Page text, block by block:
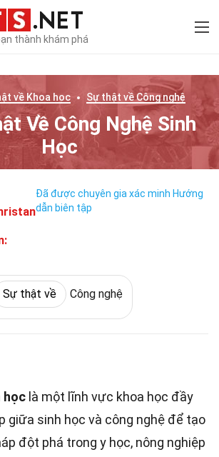
thành khám phá
về Khoa học Sự thật vềCông nghệ
Về Công Nghệ Sinh
Học
Đã được chuyên gia xác minh Hướng
dẫn biên tập
Sự thật về Công nghệ
học là một lĩnh vực khoa học đầy
giữa sinh học và công nghệ để tạo
đột phá trong y học, nông nghiệp